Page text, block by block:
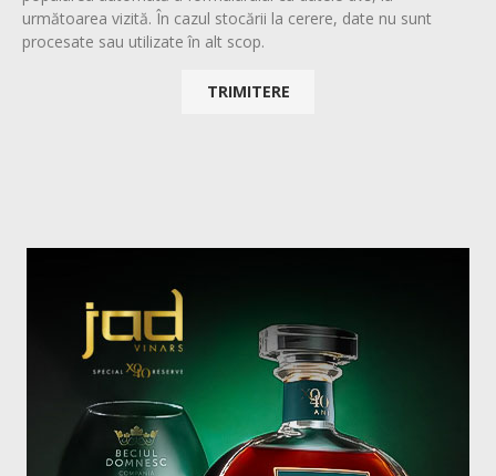
următoarea vizită. În cazul stocării la cerere, date nu sunt
procesate sau utilizate în alt scop.